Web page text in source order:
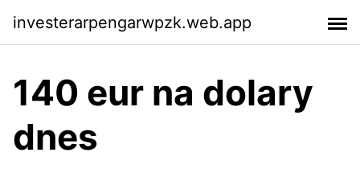
investerarpengarwpzk.web.app
140 eur na dolary
dnes